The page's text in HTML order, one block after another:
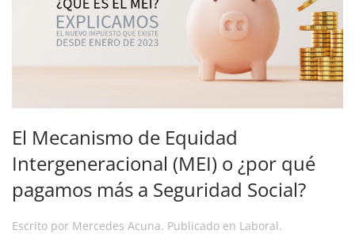
El Mecanismo de Equidad
Intergeneracional (MEI) o ¿por qué
pagamos más a Seguridad Social?
Escrito por Mercedes Acuna. Publicado en Laboral.